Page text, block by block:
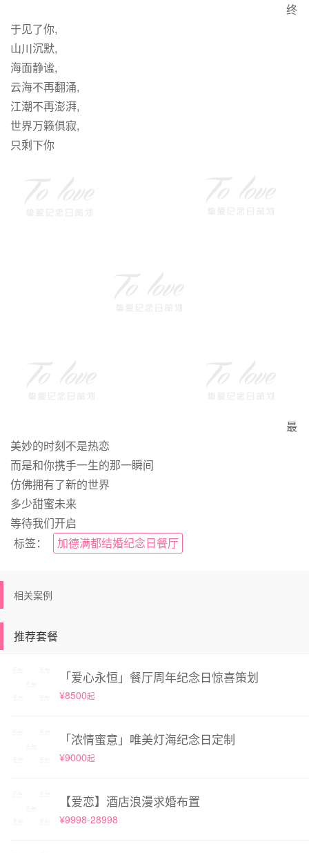
终
于见了你,
山川沉默,
海面静谧,
云海不再翻涌,
江潮不再澎湃,
世界万籁俱寂,
只剩下你
最
美妙的时刻不是热恋
而是和你携手一生的那一瞬间
仿佛拥有了新的世界
多少甜蜜未来
等待我们开启
标签：
加德满都结婚纪念日餐厅
相关案例
推荐套餐
「爱心永恒」餐厅周年纪念日惊喜策划
¥8500起
「浓情蜜意」唯美灯海纪念日定制
¥9000起
【爱恋】酒店浪漫求婚布置
¥9998-28998